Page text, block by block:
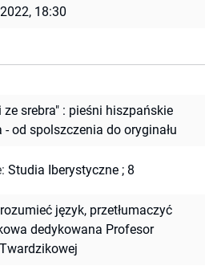
18:30
srebra" : pieśni hiszpańskie
od spolszczenia do oryginału
: Studia Iberystyczne ; 8
język, przetłumaczyć
dedykowana Profesor